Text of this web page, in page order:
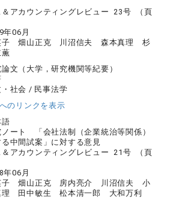
＆アカウンティングレビュー 23号 （頁
年06月
子 畑山正克 川沼信夫 森本真理 杉
文（大学，研究機関等紀要）
・社会 / 民事法学
のリンクを表示
語
ノート 「会社法制（企業統治等関係）
中間試案」に対する意見
＆アカウンティングレビュー 21号 （頁
年06月
子 畑山正克 房内亮介 川沼信夫 小
田中敏生 松本清一郎 大和万利